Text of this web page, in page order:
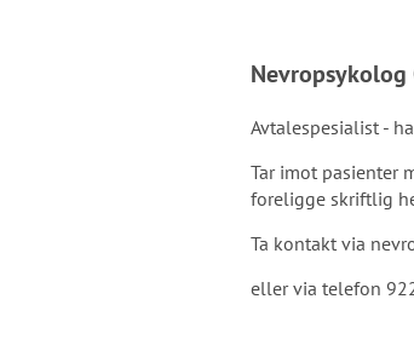
Avtalespesialist -
Tar imot pasienter
foreligge skriftlig
Ta kontakt via
eller via telefon